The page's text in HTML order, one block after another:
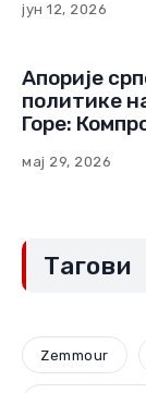
јун 12, 2026
Апорије
политике
Горе:
мај 29, 2026
Тагови
Zemmour